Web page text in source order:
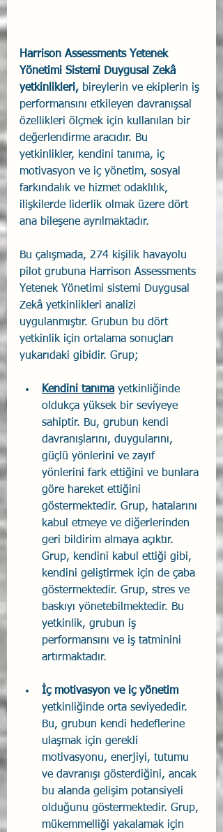
Harrison Assessments Yetenek
Yönetimi Sistemi Duygusal Zekâ
yetkinlikleri, bireylerin ve ekiplerin iş
performansını etkileyen davranışsal
özellikleri ölçmek için kullanılan bir
değerlendirme aracıdır. Bu
yetkinlikler, kendini tanıma, iç
motivasyon ve iç yönetim, sosyal
farkındalık ve hizmet odaklılık,
ilişkilerde liderlik olmak üzere dört
ana bileşene ayrılmaktadır.
Bu çalışmada, 274 kişilik havayolu
pilot grubuna Harrison Assessments
Yetenek Yönetimi sistemi Duygusal
Zekâ yetkinlikleri analizi
uygulanmıştır. Grubun bu dört
yetkinlik için ortalama sonuçları
yukarıdaki gibidir. Grup;
Kendini tanıma yetkinliğinde
oldukça yüksek bir seviyeye
sahiptir. Bu, grubun kendi
davranışlarını, duygularını,
güçlü yönlerini ve zayıf
yönlerini fark ettiğini ve bunlara
göre hareket ettiğini
göstermektedir. Grup, hatalarını
kabul etmeye ve diğerlerinden
geri bildirim almaya açıktır.
Grup, kendini kabul ettiği gibi,
kendini geliştirmek için de çaba
göstermektedir. Grup, stres ve
baskıyı yönetebilmektedir. Bu
yetkinlik, grubun iş
performansını ve iş tatminini
artırmaktadır.
İç motivasyon ve iç yönetim
yetkinliğinde orta seviyededir.
Bu, grubun kendi hedeflerine
ulaşmak için gerekli
motivasyonu, enerjiyi, tutumu
ve davranışı gösterdiğini, ancak
bu alanda gelişim potansiyeli
olduğunu göstermektedir. Grup,
mükemmelliği yakalamak için